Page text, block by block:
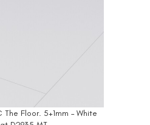
The Floor. 5+1mm – White